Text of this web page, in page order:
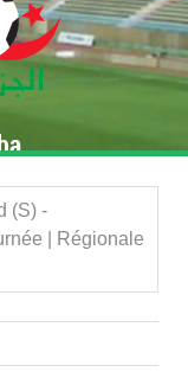
(S) -
| Régionale